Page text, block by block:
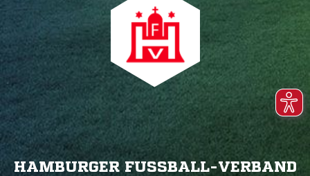
HAMBURGER FUSSBALL-VERBAND